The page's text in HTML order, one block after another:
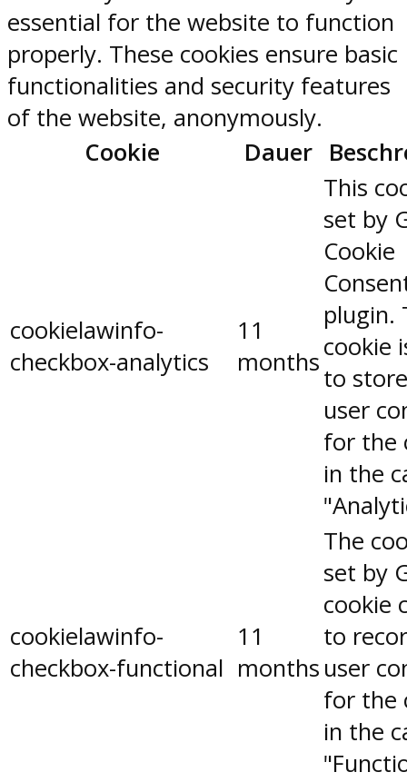
essential for the website to function
properly. These cookies ensure basic
functionalities and security features
of the website, anonymously.
Cookie
Dauer
cookielawinfo-
checkbox-analytics
11
months
This
set by
Cookie
plugin.
cookie
to
user
for the
in the
cookielawinfo-
checkbox-functional
11
months
The
set by
cookie
to
user
for the
in the